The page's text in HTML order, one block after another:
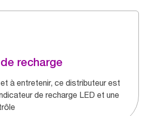
recharge
à entretenir, ce distributeur est
de recharge LED et une